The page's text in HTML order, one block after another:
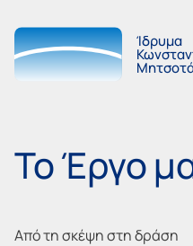
Ίδρυμα
Το Έργο
Από τη σκέψη στη δράση